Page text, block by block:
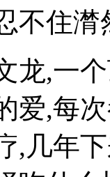
不住潸
,一个
爱,每
,几年